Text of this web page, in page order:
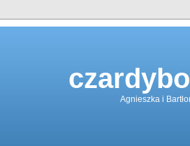
Agnieszka i